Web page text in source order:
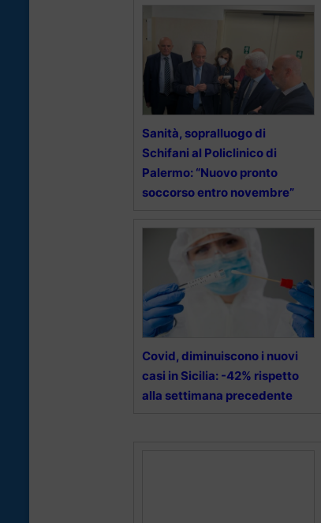
Sanità, sopralluogo di
Schifani al Policlinico di
Palermo: “Nuovo pronto
soccorso entro novembre”
Covid, diminuiscono i nuovi
casi in Sicilia: -42% rispetto
alla settimana precedente